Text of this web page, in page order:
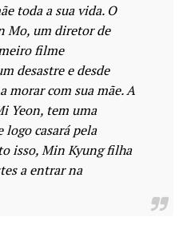
toda a sua vida. O
Mo, um diretor de
filme
desastre e desde
morar com sua mãe. A
Yeon, tem uma
casará pela
isso, Min Kyung filha
a entrar na